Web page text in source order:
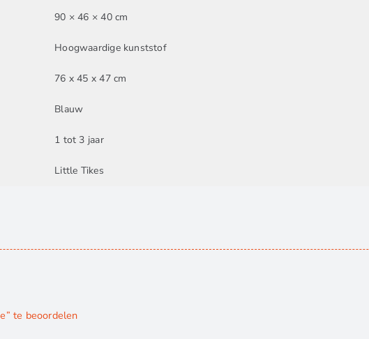
90 × 46 × 40 cm
Hoogwaardige kunststof
76 x 45 x 47 cm
Blauw
1 tot 3 jaar
Little Tikes
te beoordelen